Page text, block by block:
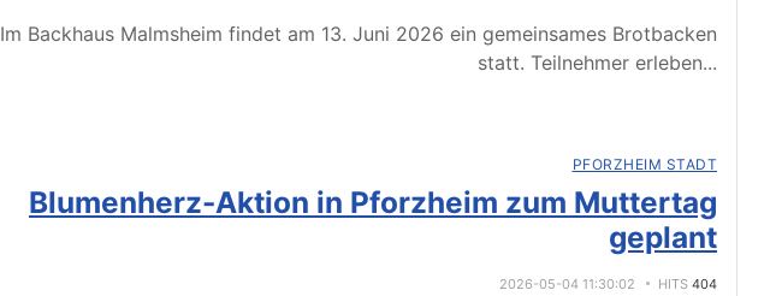
Im Backhaus Malmsheim findet am 13. Juni 2026 ein gemeinsames Brotbacken
statt. Teilnehmer erleben...
PFORZHEIM STADT
Blumenherz-Aktion in Pforzheim zum Muttertag
geplant
2026-05-04 11:30:02 HITS 404